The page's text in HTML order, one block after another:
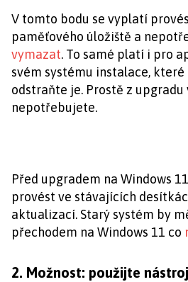
V tomto bodu se vyplatí
paměťového úložiště a
vymazat. To samé platí i pro
svém systému instalace,
odstraňte je. Prostě z upgradu
nepotřebujete.
Před upgradem na Windows
provést ve stávajících
aktualizací. Starý systém by
přechodem na Windows 11 co
2. Možnost: použijte